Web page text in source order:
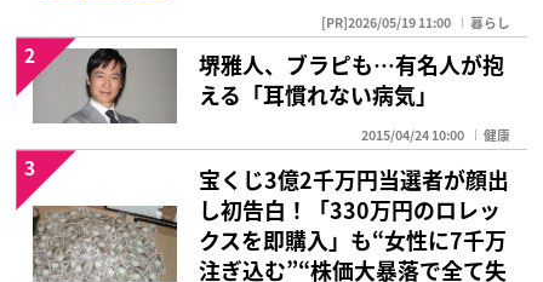
[PR]2026/05/19 11:00 暮らし
堺雅人、ブラピも…有名人が抱
える「耳慣れない病気」
2015/04/24 10:00 健康
2
宝くじ3億2千万円当選者が顔出
し初告白！「330万円のロレッ
クスを即購入」も“女性に7千万
注ぎ込む”“株価大暴落で全て失
3